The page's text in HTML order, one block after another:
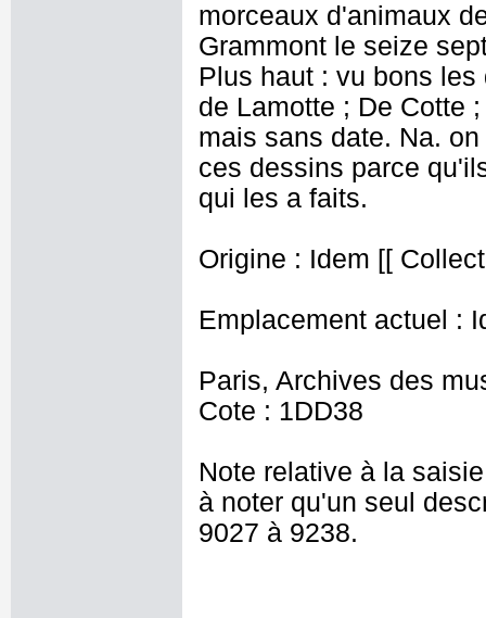
morceaux d'animaux
Grammont le seize
Plus haut : vu bons
de Lamotte ; De Cotte
mais sans date. Na.
ces dessins parce
qui les a faits.
Origine : Idem [[
Emplacement actuel :
Paris, Archives des
Cote : 1DD38
Note relative à la
à noter qu'un seul
9027 à 9238.